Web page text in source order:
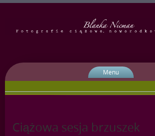
Menu
Ciążowa sesja brzuszek